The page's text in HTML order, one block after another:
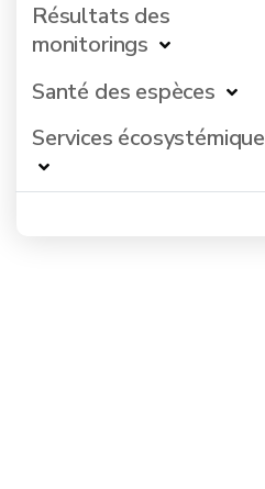
Résultats des
monitorings
Santé des espèces
Services